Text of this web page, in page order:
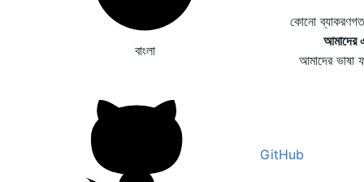
বাংলা
কোনো
আমাদের
আমাদের ভাষা
GitHub